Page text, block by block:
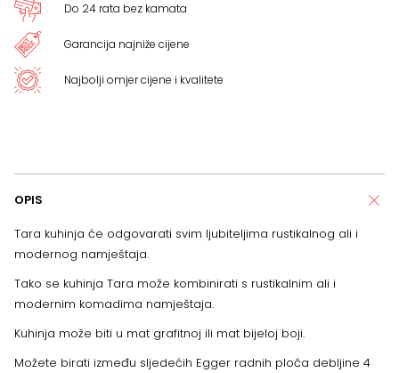
Do 24 rata bez kamata
Garancija najniže cijene
Najbolji omjer cijene i kvalitete
OPIS
Tara kuhinja će odgovarati svim ljubiteljima rustikalnog ali i
modernog namještaja.
Tako se kuhinja Tara može kombinirati s rustikalnim ali i
modernim komadima namještaja.
Kuhinja može biti u mat grafitnoj ili mat bijeloj boji.
Možete birati između sljedećih Egger radnih ploča debljine 4